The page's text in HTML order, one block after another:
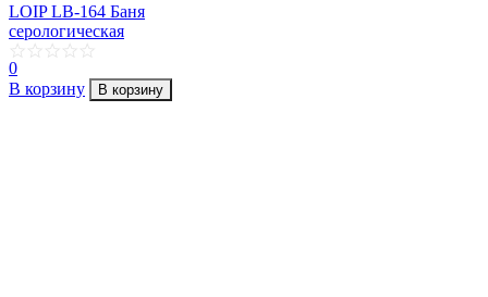
LOIP LB-164 Баня
серологическая
0
В корзину
В корзину